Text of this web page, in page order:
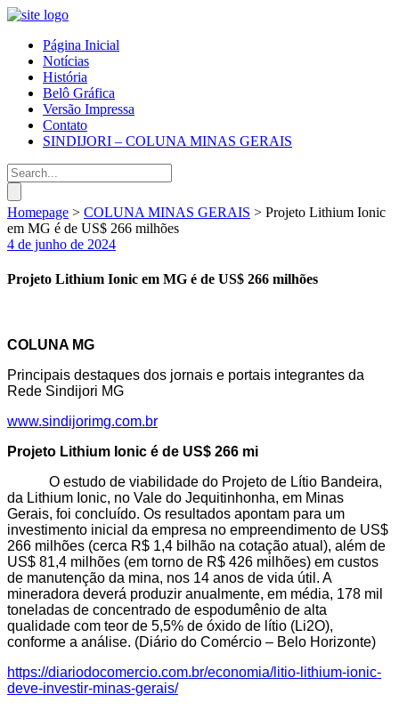
Página Inicial
Notícias
História
Belô Gráfica
Versão Impressa
Contato
SINDIJORI – COLUNA MINAS GERAIS
Homepage > COLUNA MINAS GERAIS > Projeto Lithium Ionic
em MG é de US$ 266 milhões
4 de junho de 2024
Projeto Lithium Ionic em MG é de US$ 266 milhões
COLUNA MG
Principais destaques dos jornais e portais integrantes da
Rede Sindijori MG
www.sindijorimg.com.br
Projeto Lithium Ionic é de US$ 266 mi
O estudo de viabilidade do Projeto de Lítio Bandeira,
da Lithium Ionic, no Vale do Jequitinhonha, em Minas
Gerais, foi concluído. Os resultados apontam para um
investimento inicial da empresa no empreendimento de US$
266 milhões (cerca R$ 1,4 bilhão na cotação atual), além de
US$ 81,4 milhões (em torno de R$ 426 milhões) em custos
de manutenção da mina, nos 14 anos de vida útil. A
mineradora deverá produzir anualmente, em média, 178 mil
toneladas de concentrado de espodumênio de alta
qualidade com teor de 5,5% de óxido de lítio (Li2O),
conforme a análise. (Diário do Comércio – Belo Horizonte)
https://diariodocomercio.com.br/economia/litio-lithium-ionic-
deve-investir-minas-gerais/